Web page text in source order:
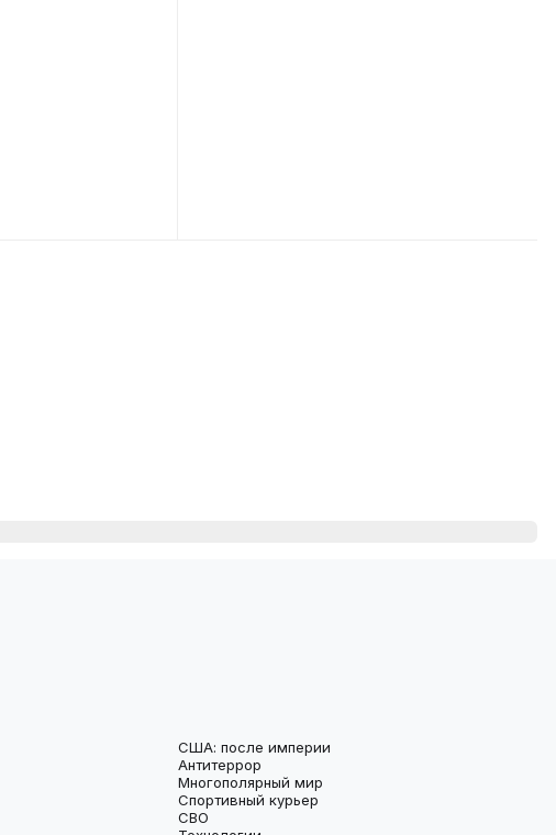
США: после империи
Антитеррор
Многополярный мир
Спортивный курьер
СВО